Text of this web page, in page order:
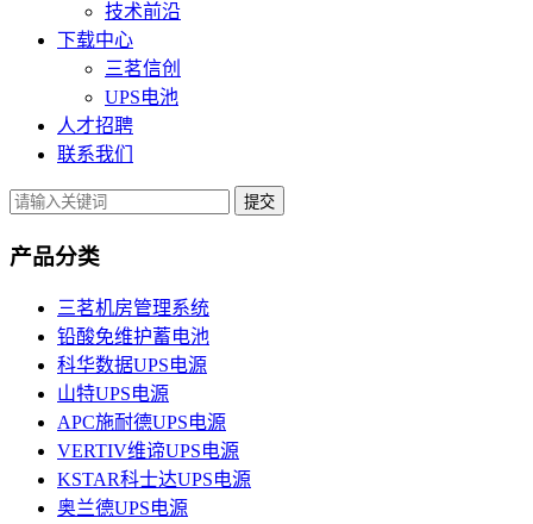
技术前沿
下载中心
三茗信创
UPS电池
人才招聘
联系我们
提交
产品分类
三茗机房管理系统
铅酸免维护蓄电池
科华数据UPS电源
山特UPS电源
APC施耐德UPS电源
VERTIV维谛UPS电源
KSTAR科士达UPS电源
奥兰德UPS电源